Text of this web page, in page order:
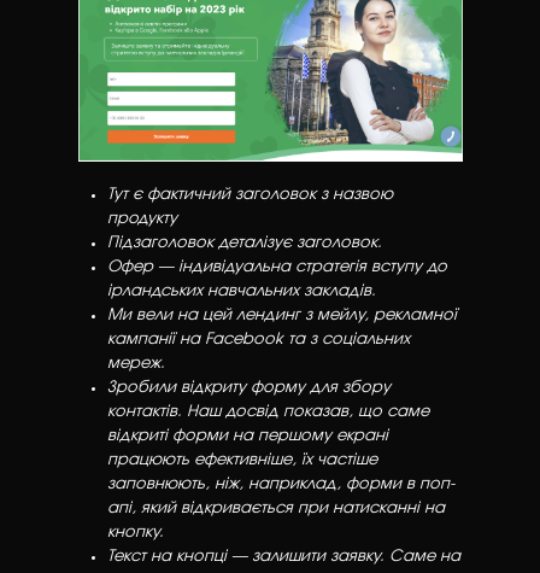
Тут є фактичний заголовок з назвою
продукту
Підзаголовок деталізує заголовок.
Офер — індивідуальна стратегія вступу до
ірландських навчальних закладів.
Ми вели на цей лендинг з мейлу, рекламної
кампанії на Facebook та з соціальних
мереж.
Зробили відкриту форму для збору
контактів. Наш досвід показав, що саме
відкриті форми на першому екрані
працюють ефективніше, їх частіше
заповнюють, ніж, наприклад, форми в поп-
апі, який відкривається при натисканні на
кнопку.
Текст на кнопці — залишити заявку. Саме на